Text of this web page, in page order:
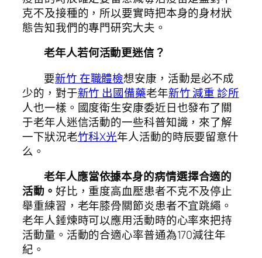
克不及接種的，所以要實時把本身的身材狀
態告知我們的專門研究大夫。
老年人若何活動更迷信？
要新竹 在職體檢想安康，活動是必不成
少的，對于新竹 出國備藥老年新竹 減重 診所
人也一樣。國度衛生安康委近日也發布了關
于老年人迷信活動的一些科普知識，來了解
一下狀況老竹科X光年人活動的時辰要留意什
么。
老年人應當依據本身的病情選擇合適的
活動。 好比，重度高血壓患者不克不及停止
舉重練習，老年膝骨關節炎患者不宜跳繩。
老年人錘煉時可以應用活動時的心率來把持
活動量。活動的合適心率普通為170減往年
紀。